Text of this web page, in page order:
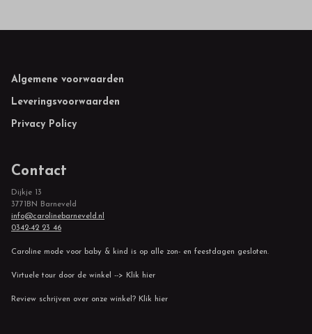
Footer
Algemene voorwaarden
Leveringsvoorwaarden
Privacy Policy
Contact
Dijkje 13
3771BN Barneveld
info@carolinebarneveld.nl
0342-42 23 46
Caroline mode voor baby & kind is op alle zon- en feestdagen gesloten.
Virtuele tour door de winkel --> Klik hier
Review schrijven over onze winkel? Klik hier